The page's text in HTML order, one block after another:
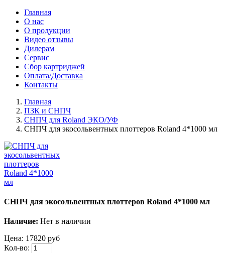
Главная
О нас
О продукции
Видео отзывы
Дилерам
Сервис
Сбор картриджей
Оплата/Доставка
Контакты
Главная
ПЗК и СНПЧ
СНПЧ для Roland ЭКО/УФ
СНПЧ для экосольвентных плоттеров Roland 4*1000 мл
СНПЧ для экосольвентных плоттеров Roland 4*1000 мл
Наличие: Нет в наличии
Цена: 17820 руб
Кол-во: